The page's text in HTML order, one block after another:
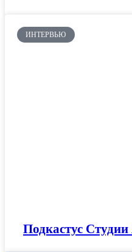
ИНТЕРВЬЮ
Подкастус